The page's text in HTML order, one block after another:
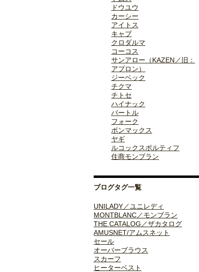
ドウユウ
カーシー
アイトス
キャブ
クロダルマ
コーコス
サンアロー（KAZEN／旧：
アプロン）
ジーベック
チクマ
チトセ
ハイナック
バートル
フォーク
ボンマックス
ヤギ
ルコックスポルティフ
住商モンブラン
ブログタグ一覧
UNILADY／ユニレディ
MONTBLANC／モンブラン
THE CATALOG／ザカタログ
AMUSNET/アムスネット
セール
オーバーブラウス
スカーフ
ヒーターベスト